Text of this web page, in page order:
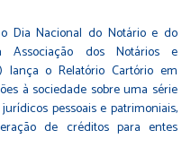
Dia Nacional do Notário e do
Associação dos Notários e
lança o Relatório Cartório em
à sociedade sobre uma série
pessoais e patrimoniais,
de créditos para entes